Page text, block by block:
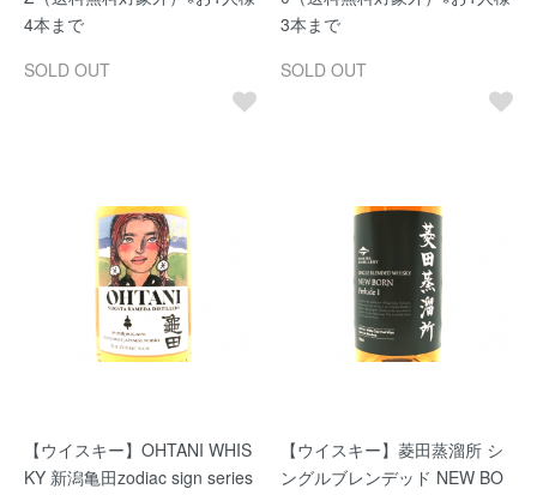
4本まで
SOLD OUT
3本まで
SOLD OUT
【ウイスキー】OHTANI WHIS
KY 新潟亀田zodiac sign series
【ウイスキー】菱田蒸溜所 シ
ングルブレンデッド NEW BO